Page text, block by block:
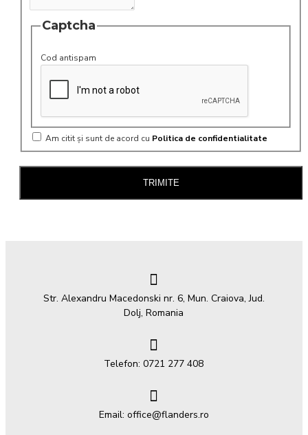
Captcha
Cod antispam
Am citit şi sunt de acord cu Politica de confidentialitate
TRIMITE
Str. Alexandru Macedonski nr. 6, Mun. Craiova, Jud.
Dolj, Romania
Telefon: 0721 277 408
Email: office@flanders.ro